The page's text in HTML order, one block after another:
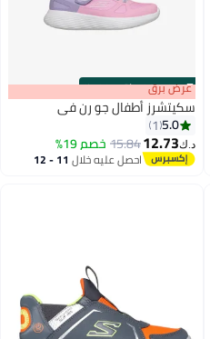
00m:00s
·باقي 100%
2
عرض برق
سكيتشرز أطفال جو رن في
5.0
1
د.ك‏12.73
15.84خصم 19%
احصل عليه خلال 11 - 12